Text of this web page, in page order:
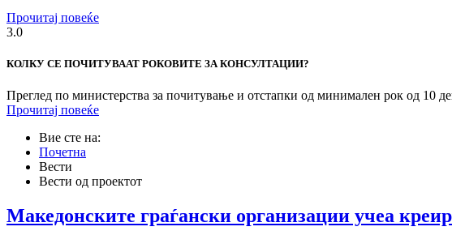
Прочитај повеќе
3.0
КОЛКУ СЕ ПОЧИТУВААТ РОКОВИТЕ ЗА КОНСУЛТАЦИИ?
Преглед по министерства за почитување и отстапки од минимален рок од 10
Прочитај повеќе
Вие сте на:
Почетна
Вести
Вести од проектот
Македонските граѓански организации учеа